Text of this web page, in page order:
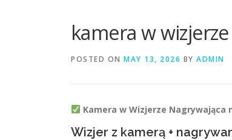
kamera w
POSTED ON MAY 13, 2026 BY ADMIN
Kamera w Wizjerze Nagrywająca
Wizjer z kamerą +